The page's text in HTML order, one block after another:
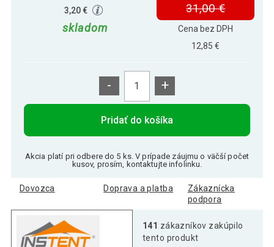
3,20 €
skladom
31,00 €
Cena bez DPH
12,85 €
- +
Pridať do košíka
Akcia platí pri odbere do 5 ks. V prípade záujmu o väčší počet
kusov, prosím, kontaktujte infolinku.
Dovozca Doprava a platba
Zákaznícka
podpora
141 zákazníkov zakúpilo
tento produkt